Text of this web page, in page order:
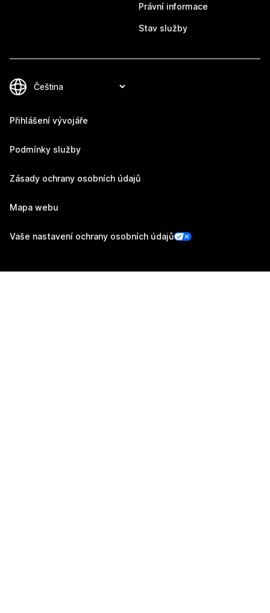
Právní informace
Stav služby
Přihlášení vývojáře
Podmínky služby
Zásady ochrany osobních údajů
Mapa webu
Vaše nastavení ochrany osobních údajů